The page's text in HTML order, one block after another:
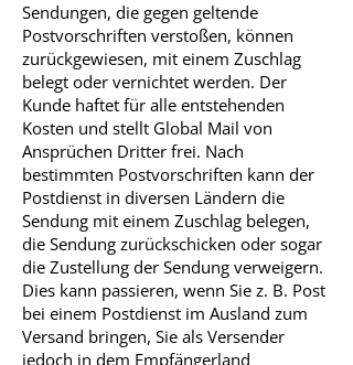
Sendungen, die gegen geltende
Postvorschriften verstoßen, können
zurückgewiesen, mit einem Zuschlag
belegt oder vernichtet werden. Der
Kunde haftet für alle entstehenden
Kosten und stellt Global Mail von
Ansprüchen Dritter frei. Nach
bestimmten Postvorschriften kann der
Postdienst in diversen Ländern die
Sendung mit einem Zuschlag belegen,
die Sendung zurückschicken oder sogar
die Zustellung der Sendung verweigern.
Dies kann passieren, wenn Sie z. B. Post
bei einem Postdienst im Ausland zum
Versand bringen, Sie als Versender
jedoch in dem Empfängerland